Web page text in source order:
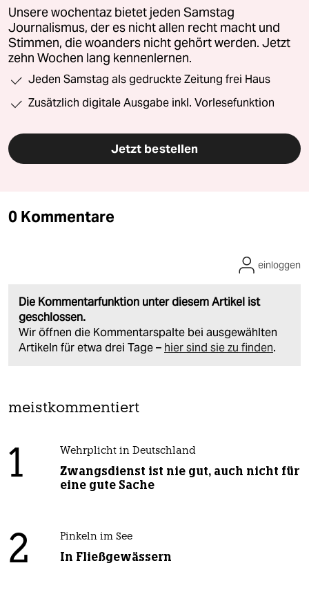
Unsere wochentaz bietet jeden Samstag
Journalismus, der es nicht allen recht macht und
Stimmen, die woanders nicht gehört werden. Jetzt
zehn Wochen lang kennenlernen.
Jeden Samstag als gedruckte Zeitung frei Haus
Zusätzlich digitale Ausgabe inkl. Vorlesefunktion
Jetzt bestellen
0 Kommentare
Die Kommentarfunktion unter diesem Artikel ist
geschlossen.
Wir öffnen die Kommentarspalte bei ausgewählten
Artikeln für etwa drei Tage – hier sind sie zu finden.
einloggen
meistkommentiert
1 Wehrplicht in Deutschland
Zwangsdienst ist nie gut, auch nicht für
eine gute Sache
2 Pinkeln im See
In Fließgewässern